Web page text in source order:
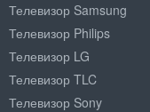
Телевизор Samsung
Телевизор Philips
Телевизор LG
Телевизор TLC
Телевизор Sony